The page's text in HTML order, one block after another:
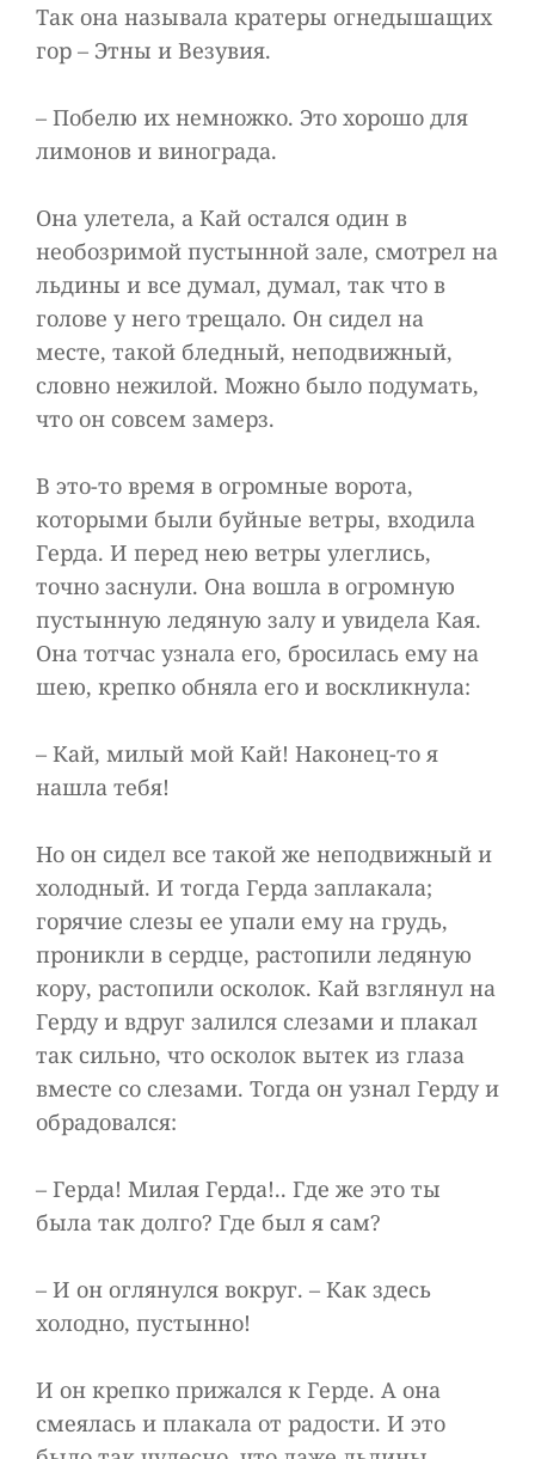
Так она называла кратеры огнедышащих
гор – Этны и Везувия.
– Побелю их немножко. Это хорошо для
лимонов и винограда.
Она улетела, а Кай остался один в
необозримой пустынной зале, смотрел на
льдины и все думал, думал, так что в
голове у него трещало. Он сидел на
месте, такой бледный, неподвижный,
словно нежилой. Можно было подумать,
что он совсем замерз.
В это-то время в огромные ворота,
которыми были буйные ветры, входила
Герда. И перед нею ветры улеглись,
точно заснули. Она вошла в огромную
пустынную ледяную залу и увидела Кая.
Она тотчас узнала его, бросилась ему на
шею, крепко обняла его и воскликнула:
– Кай, милый мой Кай! Наконец-то я
нашла тебя!
Но он сидел все такой же неподвижный и
холодный. И тогда Герда заплакала;
горячие слезы ее упали ему на грудь,
проникли в сердце, растопили ледяную
кору, растопили осколок. Кай взглянул на
Герду и вдруг залился слезами и плакал
так сильно, что осколок вытек из глаза
вместе со слезами. Тогда он узнал Герду и
обрадовался:
– Герда! Милая Герда!.. Где же это ты
была так долго? Где был я сам?
– И он оглянулся вокруг. – Как здесь
холодно, пустынно!
И он крепко прижался к Герде. А она
смеялась и плакала от радости. И это